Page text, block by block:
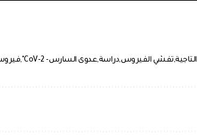
تفشي الفيروسدراسةعدوى السارس- CoV-2"